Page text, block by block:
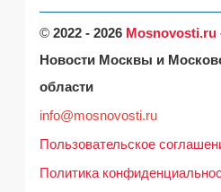
© 2022 - 2026 Mosnovosti.ru
Новости Москвы и
области
info@mosnovosti.ru
Пользовательское
Политика